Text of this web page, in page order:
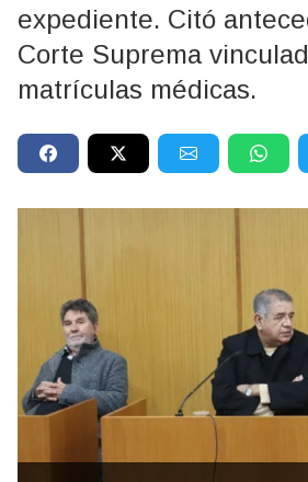
expediente. Citó
Corte Suprema
matrículas médicas.